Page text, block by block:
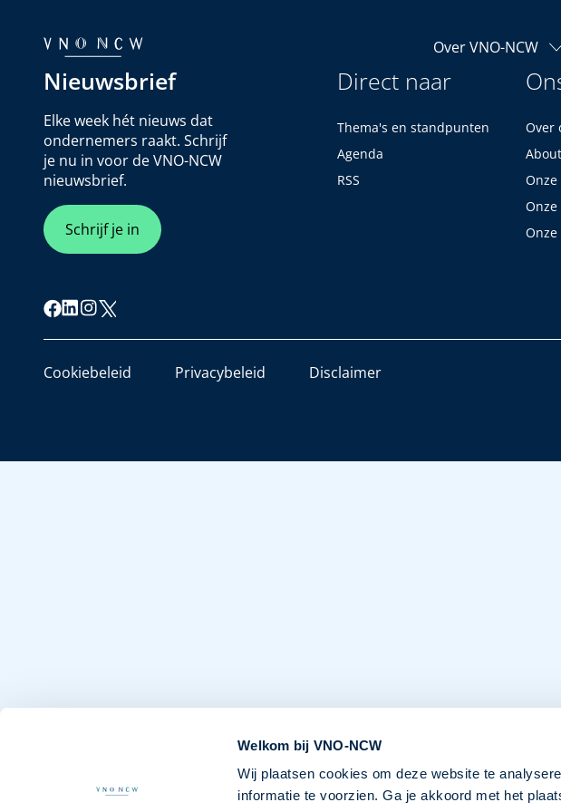
Welkom bij VNO-NCW
Wij plaatsen cookies om deze website te
informatie te voorzien. Ga je akkoord met het
Over VNO-NCW
Nieuwsbrief
Elke week hét nieuws dat
ondernemers raakt. Schrijf
je nu in voor de VNO-NCW
nieuwsbrief.
Schrijf je in
Direct naar
Thema's en standpunten
Agenda
RSS
Over
Onze
Cookiebeleid Privacybeleid Disclaimer